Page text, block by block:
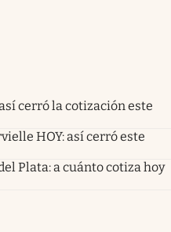
cerró la cotización este
HOY: así cerró este
Plata: a cuánto cotiza hoy